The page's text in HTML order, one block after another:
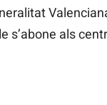
s’abone als